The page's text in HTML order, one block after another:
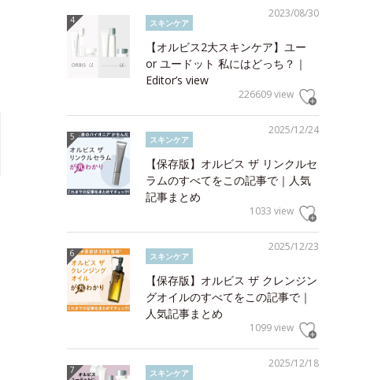
2023/08/30
スキンケア
【オルビス2大スキンケア】ユー
or ユードット 私にはどっち？｜
Editor’s view
226609 view
2025/12/24
スキンケア
【保存版】オルビス ザ リンクルセ
ラムのすべてをこの記事で｜人気
記事まとめ
1033 view
2025/12/23
スキンケア
【保存版】オルビス ザ クレンジン
グオイルのすべてをこの記事で｜
人気記事まとめ
1099 view
2025/12/18
スキンケア